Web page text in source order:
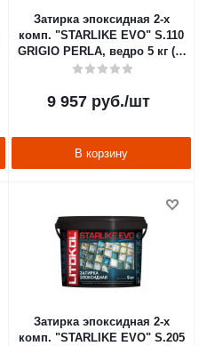
Затирка эпоксидная 2-х
комп. "STARLIKE EVO" S.110
GRIGIO PERLA, ведро 5 кг (1)
LITOKOL
9 957руб./шт
В корзину
Затирка эпоксидная 2-х
комп. "STARLIKE EVO" S.205